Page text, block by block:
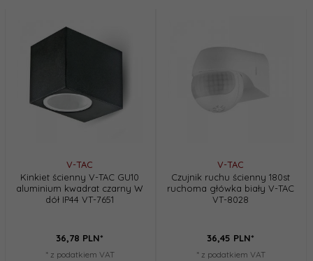
V-TAC
Kinkiet ścienny V-TAC GU10
aluminium kwadrat czarny W
dół IP44 VT-7651
36,78 PLN*
* z podatkiem VAT
V-TAC
Czujnik ruchu ścienny 180st
ruchoma główka biały V-TAC
VT-8028
36,45 PLN*
* z podatkiem VAT